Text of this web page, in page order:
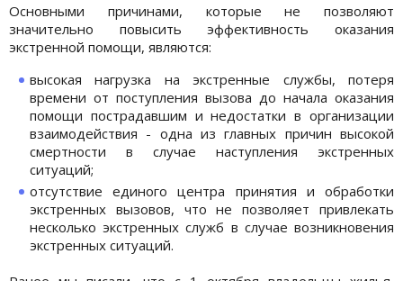
Основными причинами, которые не позволяют
значительно повысить эффективность оказания
экстренной помощи, являются:
высокая нагрузка на экстренные службы, потеря
времени от поступления вызова до начала оказания
помощи пострадавшим и недостатки в организации
взаимодействия - одна из главных причин высокой
смертности в случае наступления экстренных
ситуаций;
отсутствие единого центра принятия и обработки
экстренных вызовов, что не позволяет привлекать
несколько экстренных служб в случае возникновения
экстренных ситуаций.